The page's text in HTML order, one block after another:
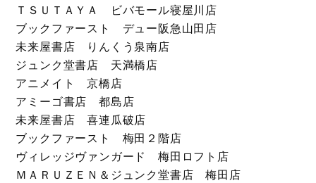
ＴＳＵＴＡＹＡ ビバモール寝屋川店
ブックファースト デュー阪急山田店
未来屋書店 りんくう泉南店
ジュンク堂書店 天満橋店
アニメイト 京橋店
アミーゴ書店 都島店
未来屋書店 喜連瓜破店
ブックファースト 梅田２階店
ヴィレッジヴァンガード 梅田ロフト店
ＭＡＲＵＺＥＮ＆ジュンク堂書店 梅田店